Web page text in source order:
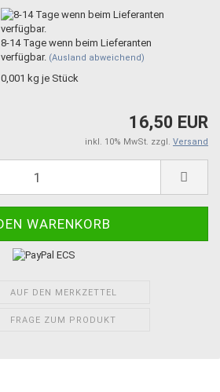
8-14 Tage wenn beim Lieferanten
verfügbar. (Ausland abweichend)
0,001 kg je Stück
16,50 EUR
inkl. 10% MwSt. zzgl. Versand
AUF DEN MERKZETTEL
FRAGE ZUM PRODUKT